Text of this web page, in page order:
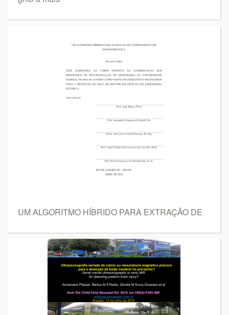
UM ALGORITMO HÍBRIDO PARA EXTRAÇÃO DE